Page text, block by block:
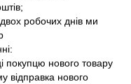
робочих днів ми
покупцю нового товару
відправка нового